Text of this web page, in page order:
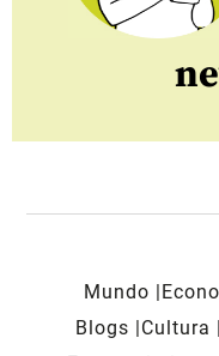
Mundo
Blogs
Cultura